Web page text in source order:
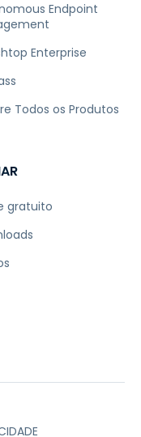
Endpoint
Enterprise
Todos os Produtos
gratuito